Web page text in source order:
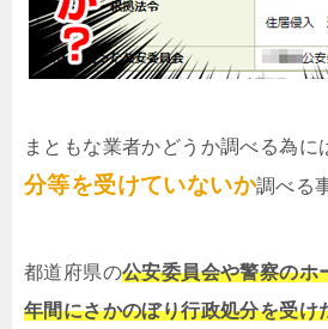
まともな業者かどうか調べる為に
分等を受けていないか調べる
都道府県の公安委員会や警察のホ
年間にさかのぼり行政処分を受け